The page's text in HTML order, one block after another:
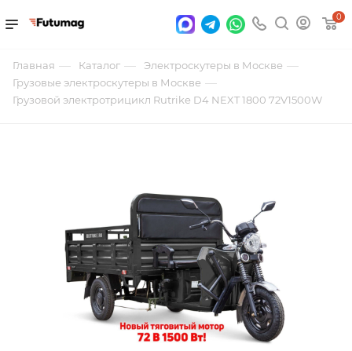
0
Главная — Каталог — Электроскутеры в Москве —
Грузовые электроскутеры в Москве —
Грузовой электротрицикл Rutrike D4 NEXT 1800 72V1500W